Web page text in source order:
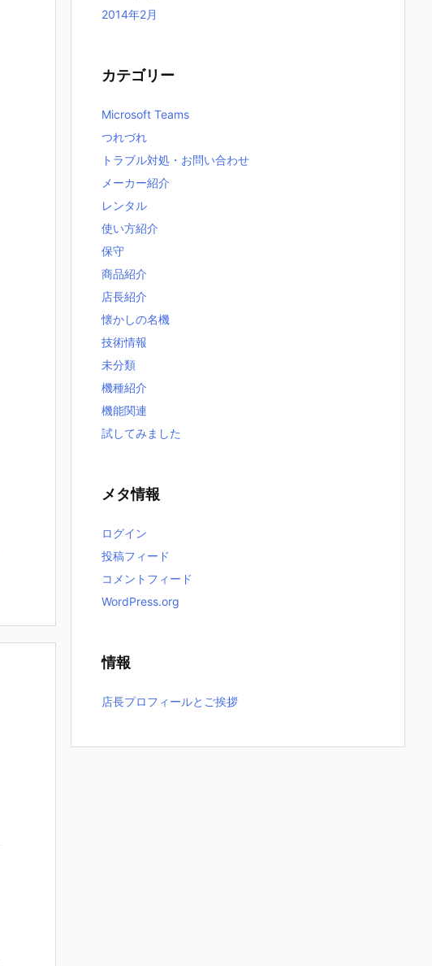
2014年2月
カテゴリー
Microsoft Teams
つれづれ
トラブル対処・お問い合わせ
メーカー紹介
レンタル
使い方紹介
保守
商品紹介
店長紹介
懐かしの名機
技術情報
未分類
機種紹介
機能関連
試してみました
メタ情報
ログイン
投稿フィード
コメントフィード
WordPress.org
情報
店長プロフィールとご挨拶